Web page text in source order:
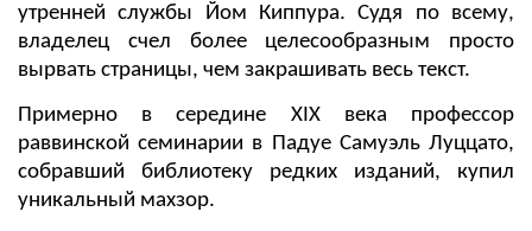
утренней службы Йом Киппура. Судя по всему,
владелец счел более целесообразным просто
вырвать страницы, чем закрашивать весь текст.
Примерно в середине XIX века профессор
раввинской семинарии в Падуе Самуэль Луццато,
собравший библиотеку редких изданий, купил
уникальный махзор.